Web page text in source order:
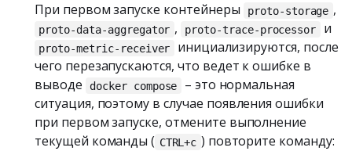
При первом запуске контейнеры proto-storage ,
proto-data-aggregator , proto-trace-processor и
proto-metric-receiver
инициализируются, после
чего перезапускаются, что ведет к ошибке в
выводе
docker compose
– это нормальная
ситуация, поэтому в случае появления ошибки
при первом запуске, отмените выполнение
текущей команды ( CTRL+c ) повторите команду: